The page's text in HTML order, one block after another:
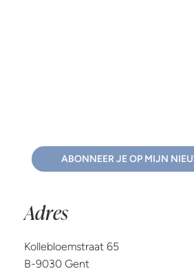
Adres
Kollebloemstraat 65
B-9030 Gent
ABONNEER JE OP MIJN